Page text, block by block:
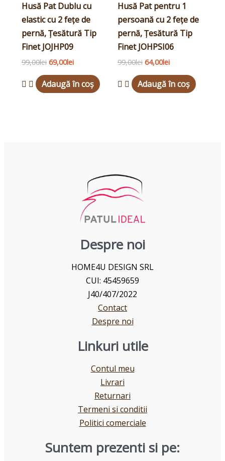
Husă Pat Dublu cu
elastic cu 2 fețe de
pernă, Țesătură Tip
Finet JOJHP09
99,00lei 69,00lei
Adaugă în coș
Husă Pat pentru 1
persoană cu 2 fețe de
pernă, Țesătură Tip
Finet JOHPSI06
99,00lei 64,00lei
Adaugă în coș
Despre noi
HOME4U DESIGN SRL
CUI: 45459659
J40/407/2022
Contact
Despre noi
Linkuri utile
Contul meu
Livrari
Returnari
Termeni si conditii
Politici comerciale
Suntem prezenti si pe: